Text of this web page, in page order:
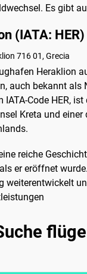
Es gibt
(IATA: HER)
716 01, Grecia
Heraklion
auch bekannt als
Code HER,
Kreta und einer
reiche
er eröffnet
weiterentwickelt